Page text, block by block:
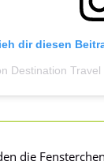
dir diesen
Destination
die